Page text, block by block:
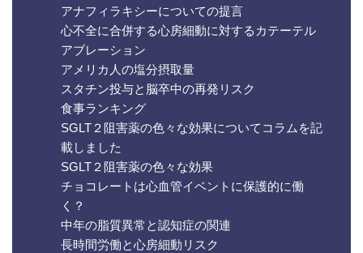
アナフィラキシーについての提言
心不全に合併する心房細動に対するカテーテル
アブレーション
アメリカ人の塩分摂取量
スタチン投与と脳卒中の再発リスク
食事ランキング
SGLT２阻害薬の色々な効果についてコラムを記
載しました
SGLT２阻害薬の色々な効果
チョコレートは心血管イベントに保護的に働
く？
中年の脂質異常と認知症の関連
長時間労働と心房細動リスク